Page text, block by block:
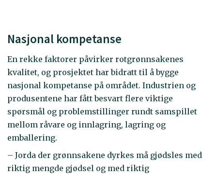
Nasjonal kompetanse
En rekke faktorer påvirker rotgrønnsakenes
kvalitet, og prosjektet har bidratt til å bygge
nasjonal kompetanse på området. Industrien og
produsentene har fått besvart flere viktige
spørsmål og problemstillinger rundt samspillet
mellom råvare og innlagring, lagring og
emballering.
– Jorda der grønnsakene dyrkes må gjødsles med
riktig mengde gjødsel og med riktig